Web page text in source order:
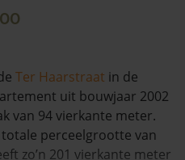
Ter Haarstraat in de
uit bouwjaar 2002
van 94 vierkante meter.
perceelgrootte van
zo’n 201 vierkante meter